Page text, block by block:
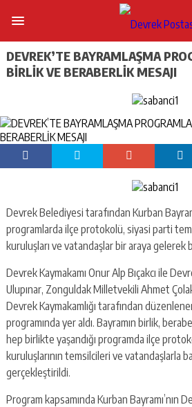
DEVREK’TE BAYRAMLAŞMA
BİRLİK VE BERABERLİK MESAJI
Devrek Belediyesi tarafından Kurban
programlarda ilçe protokolü, siyasi parti
kuruluşları ve vatandaşlar bir araya gelerek
Devrek Kaymakamı Onur Alp Bıçakcı ile
Ulupınar, Zonguldak Milletvekili Ahmet
Devrek Kaymakamlığı tarafından
programında yer aldı. Bayramın birlik,
hep birlikte yaşandığı programda ilçe
kuruluşlarının temsilcileri ve vatandaşlarla
gerçekleştirildi.
Program kapsamında Kurban Bayramı’nın